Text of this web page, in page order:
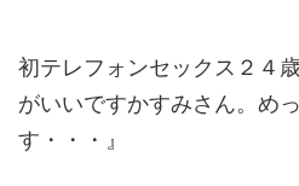
初テレフォンセックス２４
がいいですかすみさん。め
す・・・』